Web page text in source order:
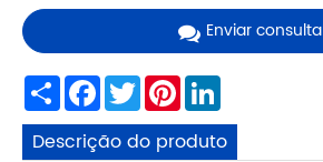
Enviar consulta
ShareFacebook
TwitterPinterest
Descrição do produto